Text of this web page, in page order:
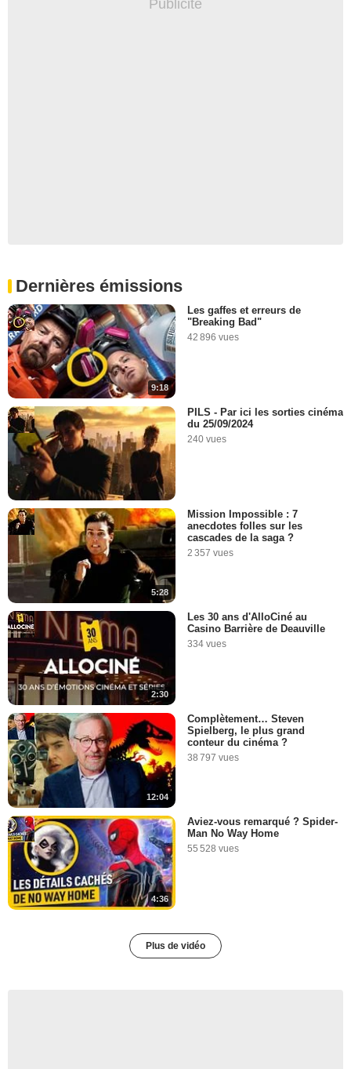
Dernières émissions
9:18
Les gaffes et erreurs de
"Breaking Bad"
42 896 vues
PILS - Par ici les sorties cinéma
du 25/09/2024
240 vues
5:28
Mission Impossible : 7
anecdotes folles sur les
cascades de la saga ?
2 357 vues
2:30
Les 30 ans d'AlloCiné au
Casino Barrière de Deauville
334 vues
12:04
Complètement… Steven
Spielberg, le plus grand
conteur du cinéma ?
38 797 vues
4:36
Aviez-vous remarqué ? Spider-
Man No Way Home
55 528 vues
Plus de vidéo